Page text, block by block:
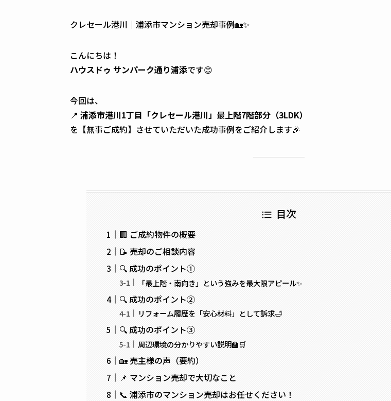
クレセール港川｜浦添市マンション売却事例🏡✨
こんにちは！
ハウスドゥ サンパーク通り浦添です😊
今回は、
📍 浦添市港川1丁目「クレセール港川」最上階7階部分（3LDK）
を【無事ご成約】させていただいた成功事例をご紹介します🎉
目次
🏢 ご成約物件の概要
📝 売却のご相談内容
🔍 成功のポイント①
「最上階・南向き」という強みを最大限アピール✨
🔍 成功のポイント②
リフォーム履歴を「安心材料」として訴求🛁
🔍 成功のポイント③
周辺環境の分かりやすい説明🏫🛒
🏡 売主様の声（要約）
📌 マンション売却で大切なこと
📞 浦添市のマンション売却はお任せください！